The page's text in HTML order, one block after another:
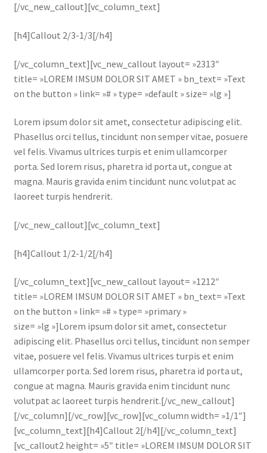
[/vc_new_callout][vc_column_text]
[h4]Callout 2/3-1/3[/h4]
[/vc_column_text][vc_new_callout layout= »2313″
title= »LOREM IMSUM DOLOR SIT AMET » bn_text= »Text
on the button » link= »# » type= »default » size= »lg »]
Lorem ipsum dolor sit amet, consectetur adipiscing elit.
Phasellus orci tellus, tincidunt non semper vitae, posuere
vel felis. Vivamus ultrices turpis et enim ullamcorper
porta. Sed lorem risus, pharetra id porta ut, congue at
magna. Mauris gravida enim tincidunt nunc volutpat ac
laoreet turpis hendrerit.
[/vc_new_callout][vc_column_text]
[h4]Callout 1/2-1/2[/h4]
[/vc_column_text][vc_new_callout layout= »1212″
title= »LOREM IMSUM DOLOR SIT AMET » bn_text= »Text
on the button » link= »# » type= »primary »
size= »lg »]Lorem ipsum dolor sit amet, consectetur
adipiscing elit. Phasellus orci tellus, tincidunt non semper
vitae, posuere vel felis. Vivamus ultrices turpis et enim
ullamcorper porta. Sed lorem risus, pharetra id porta ut,
congue at magna. Mauris gravida enim tincidunt nunc
volutpat ac laoreet turpis hendrerit.[/vc_new_callout]
[/vc_column][/vc_row][vc_row][vc_column width= »1/1″]
[vc_column_text][h4]Callout 2[/h4][/vc_column_text]
[vc_callout2 height= »5″ title= »LOREM IMSUM DOLOR SIT